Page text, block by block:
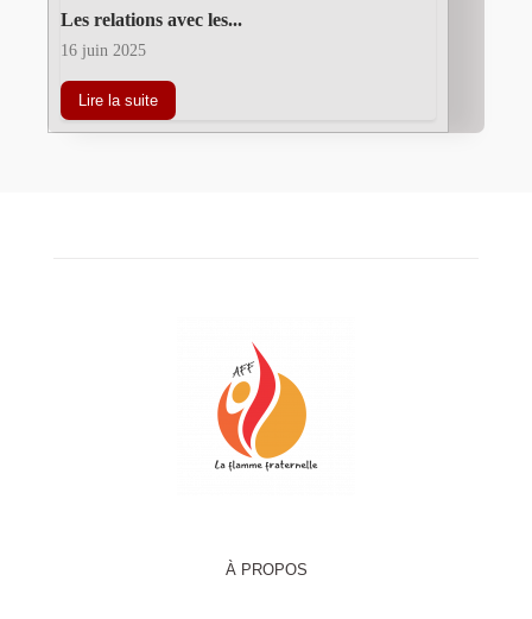
Les relations avec les...
16 juin 2025
Lire la suite
À PROPOS